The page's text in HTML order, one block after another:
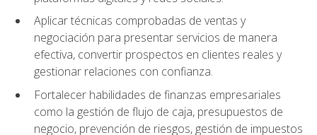
Aplicar técnicas comprobadas de ventas y
negociación para presentar servicios de manera
efectiva, convertir prospectos en clientes reales y
gestionar relaciones con confianza.
Fortalecer habilidades de finanzas empresariales
como la gestión de flujo de caja, presupuestos de
negocio, prevención de riesgos, gestión de impuestos